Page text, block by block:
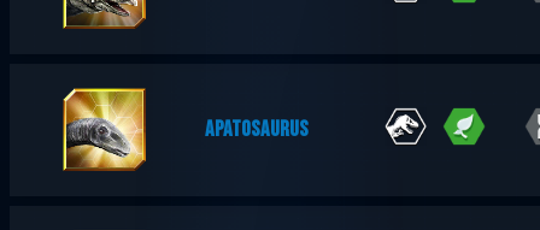
APATOSAURUS